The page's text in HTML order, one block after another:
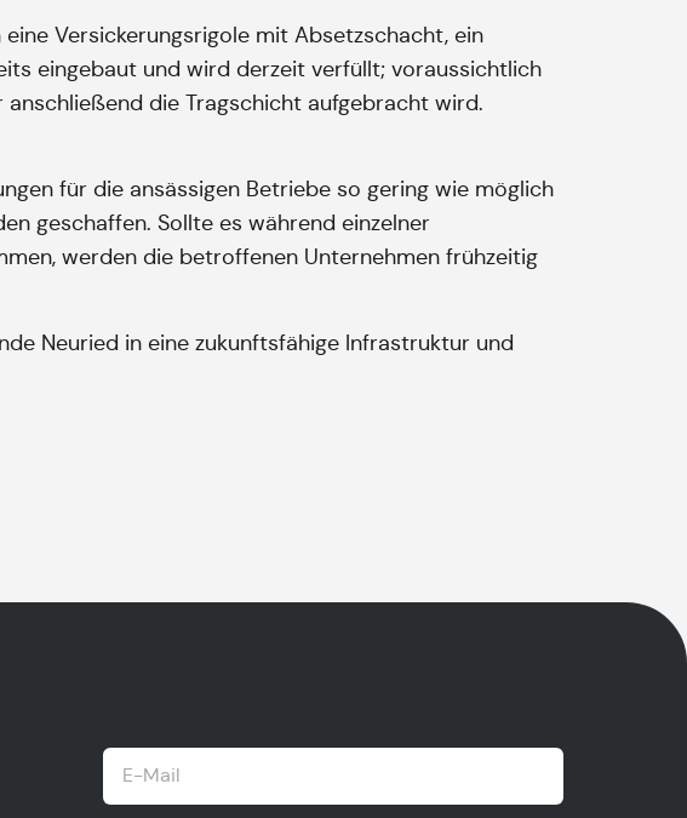
Versickerungsrigole mit Absetzschacht, ein
eingebaut und wird derzeit verfüllt; voraussichtlich
die Tragschicht aufgebracht wird.
für die ansässigen Betriebe so gering wie möglich
geschaffen. Sollte es während einzelner
werden die betroffenen Unternehmen frühzeitig
Neuried in eine zukunftsfähige Infrastruktur und